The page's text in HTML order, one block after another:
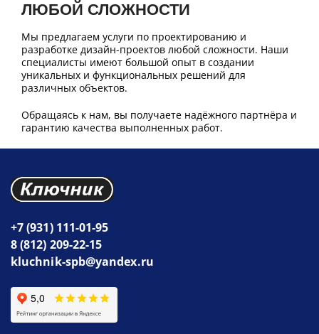
ЛЮБОЙ СЛОЖНОСТИ
Мы предлагаем услуги по проектированию и
разработке дизайн-проектов любой сложности. Наши
специалисты имеют большой опыт в создании
уникальных и функциональных решений для
различных объектов.
Обращаясь к нам, вы получаете надёжного партнёра и
гарантию качества выполненных работ.
+7 (931) 111-01-95
8 (812) 209-22-15
kluchnik-spb@yandex.ru